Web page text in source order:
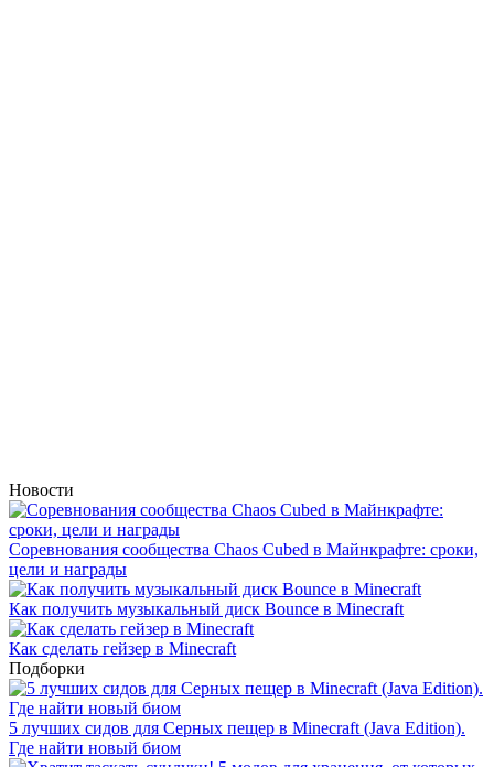
Новости
Соревнования сообщества Chaos Cubed в Майнкрафте: сроки,
цели и награды
Как получить музыкальный диск Bounce в Minecraft
Как сделать гейзер в Minecraft
Подборки
5 лучших сидов для Серных пещер в Minecraft (Java Edition).
Где найти новый биом